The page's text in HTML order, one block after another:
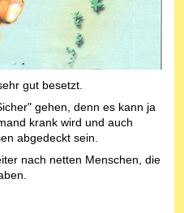
gut besetzt.
gehen, denn es kann ja
krank wird und auch
abgedeckt sein.
nach netten Menschen, die